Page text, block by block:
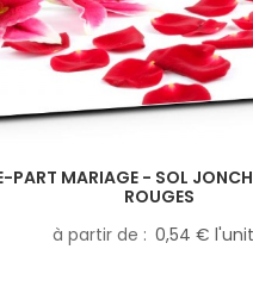
PART MARIAGE - SOL
ROUGES
à partir de
0,54 €